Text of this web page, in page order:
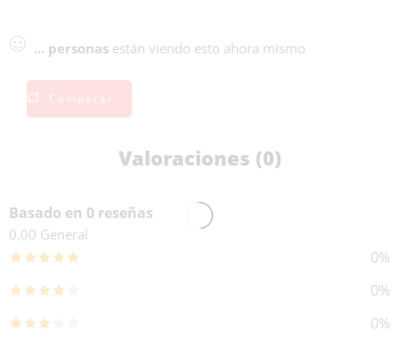
... personas están viendo esto ahora mismo
Comparar
Valoraciones (0)
Basado en 0 reseñas
0.00 General
0%
0%
0%